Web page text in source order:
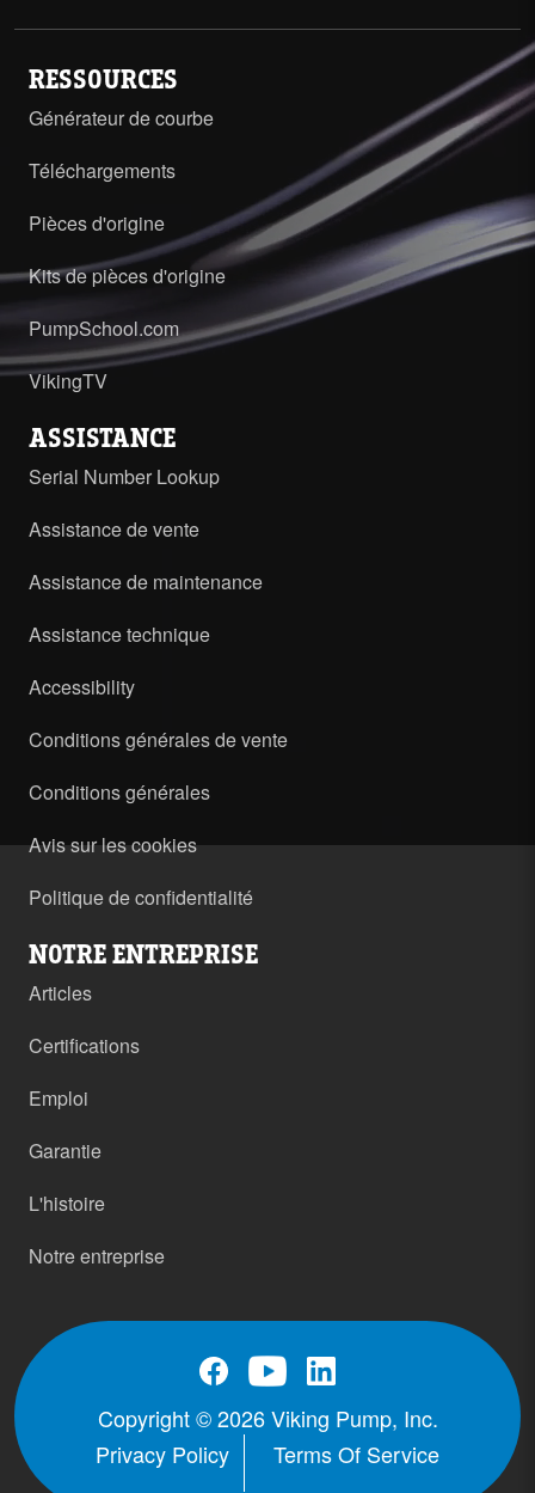
RESSOURCES
Générateur de courbe
Téléchargements
Pièces d'origine
Kits de pièces d'origine
PumpSchool.com
VikingTV
ASSISTANCE
Serial Number Lookup
Assistance de vente
Assistance de maintenance
Assistance technique
Accessibility
Conditions générales de vente
Conditions générales
Avis sur les cookies
Politique de confidentialité
NOTRE ENTREPRISE
Articles
Certifications
Emploi
Garantie
L'histoire
Notre entreprise
Copyright © 2026 Viking Pump, Inc.
Privacy Policy
Terms Of Service